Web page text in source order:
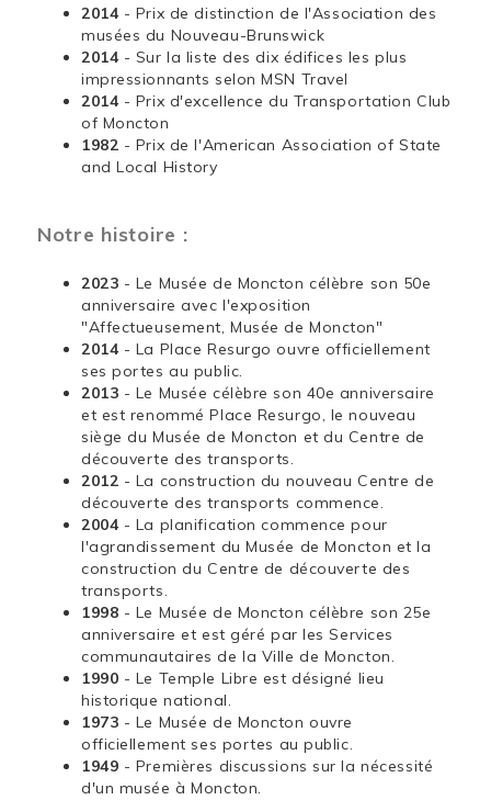
2014 - Prix de distinction de l'Association des
musées du Nouveau-Brunswick
2014 - Sur la liste des dix édifices les plus
impressionnants selon MSN Travel
2014 - Prix d'excellence du Transportation Club
of Moncton
1982 - Prix de l'American Association of State
and Local History
Notre histoire :
2023 - Le Musée de Moncton célèbre son 50e
anniversaire avec l'exposition
"Affectueusement, Musée de Moncton"
2014 - La Place Resurgo ouvre officiellement
ses portes au public.
2013 - Le Musée célèbre son 40e anniversaire
et est renommé Place Resurgo, le nouveau
siège du Musée de Moncton et du Centre de
découverte des transports.
2012 - La construction du nouveau Centre de
découverte des transports commence.
2004 - La planification commence pour
l'agrandissement du Musée de Moncton et la
construction du Centre de découverte des
transports.
1998 - Le Musée de Moncton célèbre son 25e
anniversaire et est géré par les Services
communautaires de la Ville de Moncton.
1990 - Le Temple Libre est désigné lieu
historique national.
1973 - Le Musée de Moncton ouvre
officiellement ses portes au public.
1949 - Premières discussions sur la nécessité
d'un musée à Moncton.